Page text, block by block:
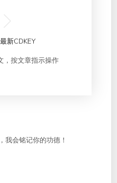
新CDKEY
，按文章指示操作
我会铭记你的功德！